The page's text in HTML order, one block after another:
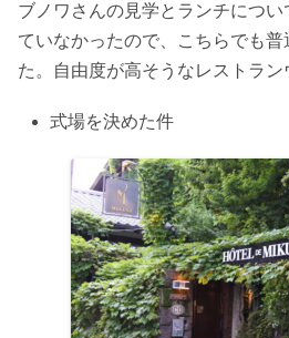
ブノワさんの見学とランチにつ
ていなかったので、こちらでも
た。自由度が高そうなレストラン
式場を決めた件